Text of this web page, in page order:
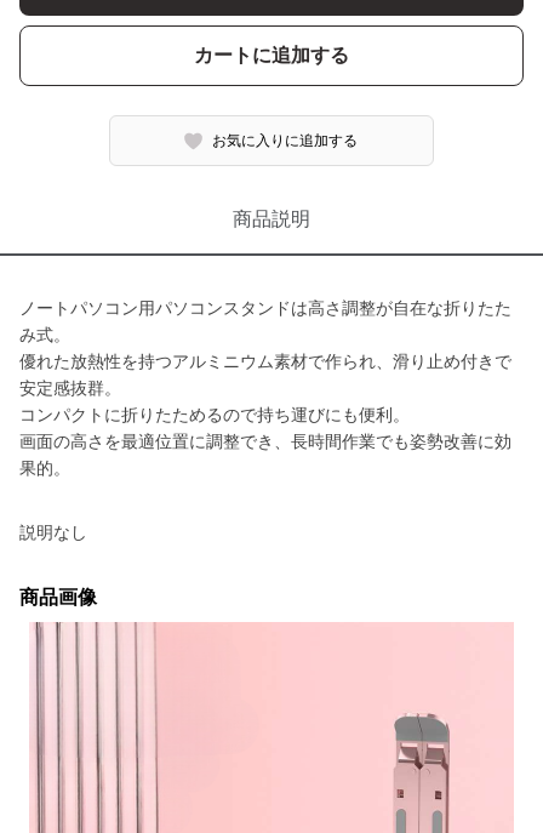
カートに追加する
お気に入りに追加する
商品説明
ノートパソコン用パソコンスタンドは高さ調整が自在な折りたた
み式。
優れた放熱性を持つアルミニウム素材で作られ、滑り止め付きで
安定感抜群。
コンパクトに折りたためるので持ち運びにも便利。
画面の高さを最適位置に調整でき、長時間作業でも姿勢改善に効
果的。
説明なし
商品画像